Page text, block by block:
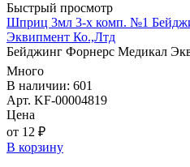
Быстрый просмотр
Шприц 3мл 3-х комп. №1
Эквипмент Ко.,Лтд
Бейджинг Форнерс Медикал
Много
В наличии: 601
Арт. KF-00004819
Цена
от 12 ₽
В корзину